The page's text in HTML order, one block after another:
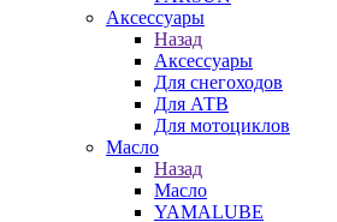
Аксессуары
Назад
Аксессуары
Для снегоходов
Для АТВ
Для мотоциклов
Масло
Назад
Масло
YAMALUBE